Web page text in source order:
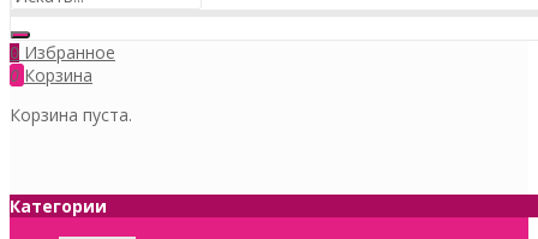
0 Избранное
0 Корзина
Корзина пуста.
Категории